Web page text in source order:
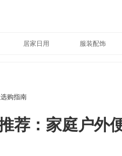
居家日用 服装配饰
购指南
荐：家庭户外